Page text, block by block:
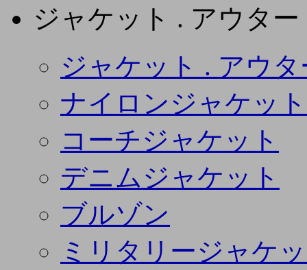
ジャケット . アウター
ジャケット . アウタ
ナイロンジャケット
コーチジャケット
デニムジャケット
ブルゾン
ミリタリージャケ